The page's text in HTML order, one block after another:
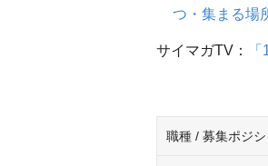
つ・集まる場
サイマガTV：
職種 / 募集ポジ